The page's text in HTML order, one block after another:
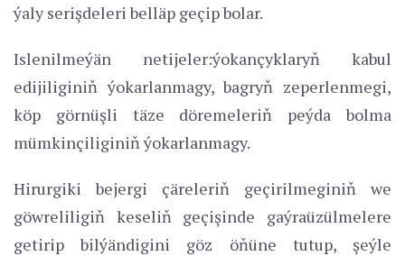
ýaly serişdeleri belläp geçip bolar.
Islenilmeýän netijeler:ýokançyklaryň kabul
edijiliginiň ýokarlanmagy, bagryň zeperlenmegi,
köp görnüşli täze döremeleriň peýda bolma
mümkinçiliginiň ýokarlanmagy.
Hirurgiki bejergi çäreleriň geçirilmeginiň we
göwreliligiň keseliň geçişinde gaýraüzülmelere
getirip bilýändigini göz öňüne tutup, şeýle